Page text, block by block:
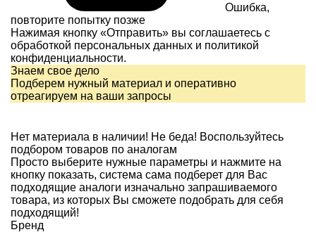
Ошибка,
повторите попытку позже
Нажимая кнопку «Отправить» вы соглашаетесь с
обработкой персональных данных и политикой
конфиденциальности.
Знаем свое дело
Подберем нужный материал и оперативно
отреагируем на ваши запросы
Нет материала в наличии! Не беда! Воспользуйтесь
подбором товаров по аналогам
Просто выберите нужные параметры и нажмите на
кнопку показать, система сама подберет для Вас
подходящие аналоги изначально запрашиваемого
товара, из которых Вы сможете подобрать для себя
подходящий!
Бренд